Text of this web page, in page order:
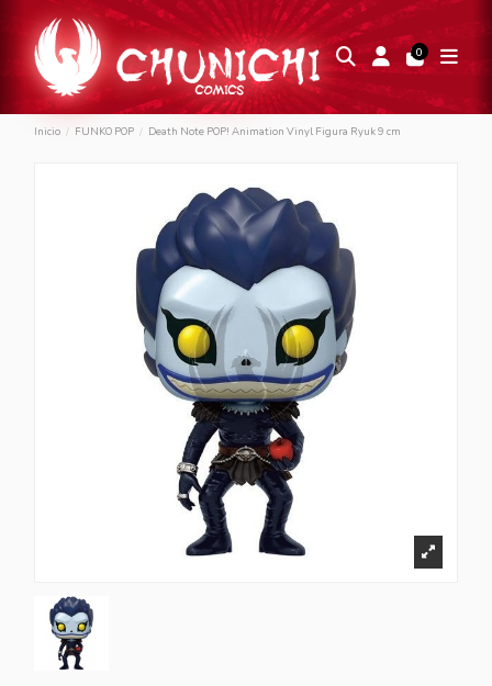
0
Inicio FUNKO POP Death Note POP! Animation Vinyl Figura Ryuk 9 cm